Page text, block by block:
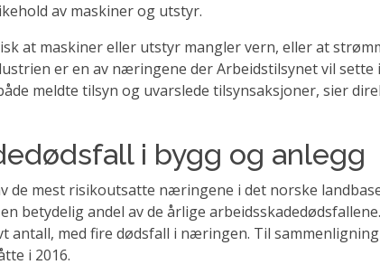
av maskiner og utstyr.
at maskiner eller utstyr mangler vern, eller at
er en av næringene der Arbeidstilsynet vil sette
meldte tilsyn og uvarslede tilsynsaksjoner, sier
i bygg og anlegg
de mest risikoutsatte næringene i det norske
betydelig andel av de årlige
antall, med fire dødsfall i næringen. Til
i 2016.